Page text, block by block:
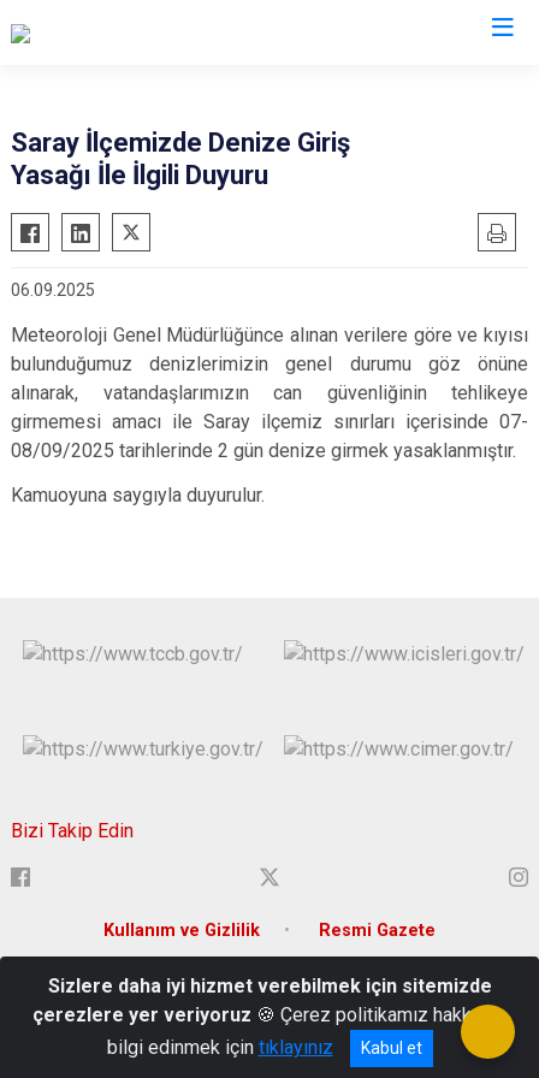
Saray İlçemizde Denize Giriş
Yasağı İle İlgili Duyuru
06.09.2025
Meteoroloji Genel Müdürlüğünce alınan verilere göre ve kıyısı
bulunduğumuz denizlerimizin genel durumu göz önüne
alınarak, vatandaşlarımızın can güvenliğinin tehlikeye
girmemesi amacı ile Saray ilçemiz sınırları içerisinde 07-
08/09/2025 tarihlerinde 2 gün denize girmek yasaklanmıştır.
Kamuoyuna saygıyla duyurulur.
Bizi Takip Edin
Kullanım ve Gizlilik Resmi Gazete
Ortacami Mah. Hükümet Cad. Süleymanpaşa/Tekirdağ
0282 262 80 80
Sizlere daha iyi hizmet verebilmek için sitemizde
çerezlere yer veriyoruz 🍪 Çerez politikamız hakkında
bilgi edinmek için tıklayınız Kabul et